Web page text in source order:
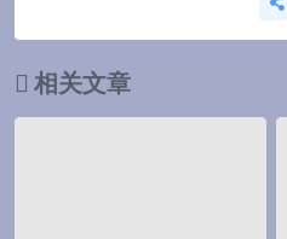
相关文章